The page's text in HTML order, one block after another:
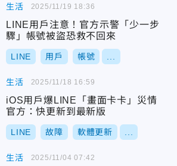
生活
LINE用戶注意！官方示警「少一步
驟」帳號被盜恐救不回來
LINE 用戶 帳號
2025/11/19 18:36
生活
iOS用戶爆LINE「畫面卡卡」災情
官方：快更新到最新版
LINE 故障 軟體更新
2025/11/18 16:59
生活 2025/11/04 07:42